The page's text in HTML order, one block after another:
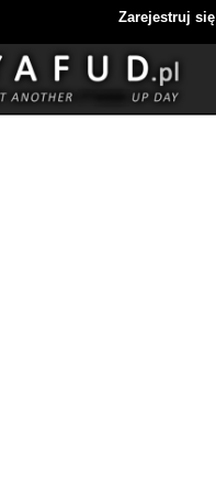
Zarejestruj się